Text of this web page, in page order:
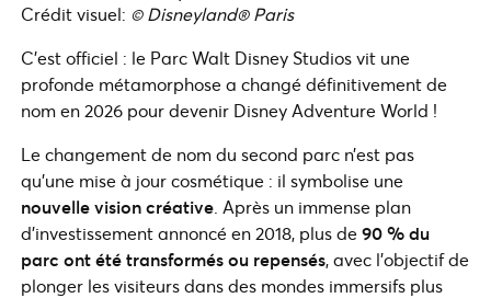
Crédit visuel: © Disneyland® Paris
C’est officiel : le Parc Walt Disney Studios vit une
profonde métamorphose a changé définitivement de
nom en 2026 pour devenir Disney Adventure World !
Le changement de nom du second parc n’est pas
qu’une mise à jour cosmétique : il symbolise une
nouvelle vision créative . Après un immense plan
d’investissement annoncé en 2018, plus de90 % du
parc ont été transformés ou repensés, avec l’objectif de
plonger les visiteurs dans des mondes immersifs plus